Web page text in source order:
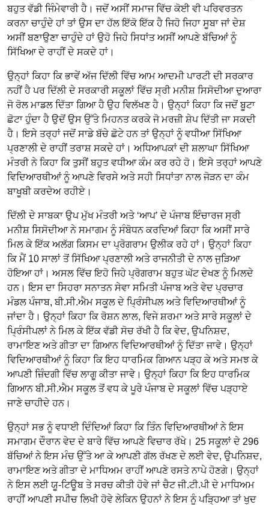
ਬਹੁਤ ਵੱਡੀ ਜਿੰਮੇਵਾਰੀ ਹੈ। ਜਦੋਂ ਅਸੀਂ ਸਮਾਜ ਵਿੱਚ ਕੋਈ ਵੀ ਪਰਿਵਰਤਨ
ਕਰਨਾ ਚਾਹੁੰਦੇ ਹਾਂ ਤਾਂ ਉਸ ਦਾ ਹੱਲ ਇੱਕੋ ਇੱਕ ਹੈ ਜਿਹੋ ਜਿਹਾ ਸੂਬਾ ਜਾਂ ਦੇਸ਼
ਅਸੀਂ ਬਣਾਉਣਾ ਚਾਹੁੰਦੇ ਹਾਂ ਉਹੋ ਜਿਹੇ ਸਿਧਾਂਤ ਅਸੀਂ ਆਪਣੇ ਬੱਚਿਆਂ ਨੂੰ
ਸਿੱਖਿਆ ਦੇ ਰਾਹੀਂ ਦੇ ਸਕਦੇ ਹਾਂ।
ਉਨ੍ਹਾਂ ਕਿਹਾ ਕਿ ਭਾਵੇਂ ਅੱਜ ਦਿੱਲੀ ਵਿੱਚ ਆਮ ਆਦਮੀ ਪਾਰਟੀ ਦੀ ਸਰਕਾਰ
ਨਹੀਂ ਹੈ ਪਰ ਦਿੱਲੀ ਦੇ ਸਰਕਾਰੀ ਸਕੂਲਾਂ ਵਿੱਚ ਸ੍ਰੀ ਮਨੀਸ਼ ਸਿਸੋਦੀਆ ਦੁਆਰਾ
ਜੋ ਰੋਲ ਮਾਡਲ ਦਿੱਤਾ ਗਿਆ ਹੈ ਉਹ ਵਿਲੱਖਣ ਹੈ। ਉਨ੍ਹਾਂ ਕਿਹਾ ਕਿ ਜਦੋਂ ਬੂਟਾ
ਛੋਟਾ ਹੁੰਦਾ ਹੈ ਉਦੋਂ ਉਸ ਉੱਤੇ ਮਿਹਨਤ ਕਰਕੇ ਜੋ ਮਰਜ਼ੀ ਸ਼ੇਪ ਦਿੱਤੀ ਜਾ ਸਕਦੀ
ਹੈ। ਇਸੇ ਤਰ੍ਹਾਂ ਜਦੋਂ ਸਾਡੇ ਬੱਚੇ ਛੋਟੇ ਹਨ ਤਾਂ ਉਨ੍ਹਾਂ ਨੂੰ ਵਧੀਆ ਸਿੱਖਿਆ
ਪ੍ਰਣਾਲੀ ਦੇ ਰਾਹੀਂ ਤਰਾਸ਼ ਸਕਦੇ ਹਾਂ। ਅਧਿਆਪਕਾਂ ਦੀ ਸ਼ਲਾਘਾ ਸਿੱਖਿਆ
ਮੰਤਰੀ ਨੇ ਕਿਹਾ ਕਿ ਤੁਸੀਂ ਬਹੁਤ ਵਧੀਆ ਕੰਮ ਕਰ ਰਹੇ ਹੋ। ਇਸੇ ਤਰ੍ਹਾਂ ਆਪਣੇ
ਵਿਦਿਆਰਥੀਆਂ ਨੂੰ ਆਪਣੇ ਵਿਰਸੇ ਅਤੇ ਸਹੀ ਸਿਧਾਂਤਾ ਨਾਲ ਜੋੜਨ ਦਾ ਕੰਮ
ਬਾਖੂਬੀ ਕਰਦੇਅ ਰਹੀਏ।
ਦਿੱਲੀ ਦੇ ਸਾਬਕਾ ਉਪ ਮੁੱਖ ਮੰਤਰੀ ਅਤੇ ‘ਆਪ’ ਦੇ ਪੰਜਾਬ ਇੰਚਾਰਜ ਸ੍ਰੀ
ਮਨੀਸ਼ ਸਿਸੋਦੀਆ ਨੇ ਸਮਾਗਮ ਨੂੰ ਸੰਬੋਧਨ ਕਰਦਿਆਂ ਕਿਹਾ ਕਿ ਅਸੀਂ ਸਾਰੇ
ਮਿਲ ਕੇ ਇੱਕ ਅਲੱਗ ਕਿਸਮ ਦਾ ਪ੍ਰੋਗਰਾਮ ਉਲੀਕ ਰਹੇ ਹਾਂ। ਉਨ੍ਹਾਂ ਕਿਹਾ
ਕਿ ਮੈਂ 10 ਸਾਲਾਂ ਤੋਂ ਸਿੱਖਿਆ ਪ੍ਰਣਾਲੀ ਅਤੇ ਰਾਜਨੀਤੀ ਦੇ ਨਾਲ ਜੁੜਿਆ
ਹੋਇਆ ਹਾਂ। ਅਸਲ ਵਿੱਚ ਇਹੋ ਜਿਹੇ ਪ੍ਰੋਗਰਾਮ ਬਹੁਤ ਘੱਟ ਦੇਖਣ ਨੂੰ ਮਿਲਦੇ
ਹਨ। ਇਸ ਦਾ ਸਿਹਰਾ ਸਨਾਤਨ ਸੇਵਾ ਸਮਿਤੀ ਪੰਜਾਬ ਅਤੇ ਵੇਦ ਪ੍ਰਚਾਰ
ਮੰਡਲ ਪੰਜਾਬ, ਬੀ.ਸੀ.ਐਮ ਸਕੂਲ ਦੇ ਪ੍ਰਿੰਸੀਪਲ ਅਤੇ ਵਿਦਿਆਰਥੀਆਂ ਨੂੰ
ਜਾਂਦਾ ਹੈ। ਉਨ੍ਹਾਂ ਕਿਹਾ ਕਿ ਰੋਸ਼ਨ ਲਾਲ, ਵਿਜੇ ਸ਼ਰਮਾ ਅਤੇ ਸਾਰੇ ਸਕੂਲਾਂ ਦੇ
ਪ੍ਰਿੰਸੀਪਲਾਂ ਨੇ ਮਿਲ ਕੇ ਇੱਕ ਵੱਡੀ ਸੋਚ ਰੱਖੀ ਹੈ ਕਿ ਵੇਦ, ਉਪਨਿਸ਼ਦ,
ਰਾਮਾਇਣ ਅਤੇ ਗੀਤਾ ਦਾ ਗਿਆਨ ਵਿਦਿਆਰਥੀਆਂ ਨੂੰ ਦਿੱਤਾ ਜਾਵੇ। ਉਨ੍ਹਾਂ
ਵਿਦਿਆਰਥੀਆਂ ਨੂੰ ਕਿਹਾ ਕਿ ਇਹ ਧਾਰਮਿਕ ਗਿਆਨ ਪੜ੍ਹ ਕੇ ਅਤੇ ਸਮਝ ਕੇ
ਆਪਣੀ ਜ਼ਿੰਦਗੀ ਵਿੱਚ ਲਾਗੂ ਕੀਤਾ ਜਾਵੇ। ਉਨ੍ਹਾਂ ਕਿਹਾ ਕਿ ਇਹ ਧਾਰਮਿਕ
ਗਿਆਨ ਬੀ.ਸੀ.ਐਮ ਸਕੂਲ ਤੋਂ ਵਧ ਕੇ ਪੂਰੇ ਪੰਜਾਬ ਦੇ ਸਕੂਲਾਂ ਵਿੱਚ ਪੜ੍ਹਾਏ
ਜਾਣੇ ਚਾਹੀਦੇ ਹਨ।
ਉਨ੍ਹਾਂ ਸਭ ਨੂੰ ਵਧਾਈ ਦਿੰਦਿਆਂ ਕਿਹਾ ਕਿ ਤਿੰਨ ਵਿਦਿਆਰਥੀਆਂ ਨੇ ਇਸ
ਸਮਾਗਮ ਦੌਰਾਨ ਵੇਦ ਦੇ ਬਾਰੇ ਵਿੱਚ ਆਪਣੇ ਵਿਚਾਰ ਰੱਖੇ। 25 ਸਕੂਲਾਂ ਦੇ 296
ਬੱਚਿਆਂ ਨੇ ਇਸ ਮੰਚ ਉੱਤੇ ਆ ਕੇ ਆਪਣੀ ਗੱਲ ਰੱਖਣ ਦੇ ਲਈ ਵੇਦ, ਉਪਨਿਸ਼ਦ,
ਰਾਮਾਇਣ ਅਤੇ ਗੀਤਾ ਦੇ ਮਾਧਿਅਮ ਰਾਹੀਂ ਆਪਣੇ ਰਸਤੇ ਨਾਪੇ ਹੋਣਗੇ। ਉਨ੍ਹਾਂ
ਨੇ ਇਸ ਲਈ ਯੂ-ਟਿਊਬ ਤੇ ਸਰਚ ਕੀਤੀ ਹੋਵੇ ਜਾਂ ਚੈਟ ਜੀ.ਟੀ.ਪੀ ਦੇ ਮਾਧਿਅਮ
ਰਾਹੀਂ ਆਪਣੀ ਸਪੀਚ ਲਿਖੀ ਹੋਵੇ ਲੇਕਿਨ ਉਹਨਾਂ ਨੇ ਇਸ ਨੂੰ ਪੜ੍ਹਿਆ ਤਾਂ ਖੁਦ